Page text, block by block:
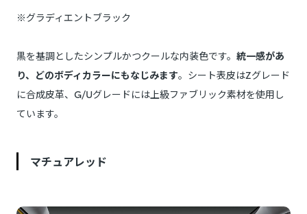
※グラディエントブラック
黒を基調としたシンプルかつクールな内装色です。 統一感があ
り、どのボディカラーにもなじみます。シート表皮はZグレード
に合成皮革、G/Uグレードには上級ファブリック素材を使用し
ています。
マチュアレッド